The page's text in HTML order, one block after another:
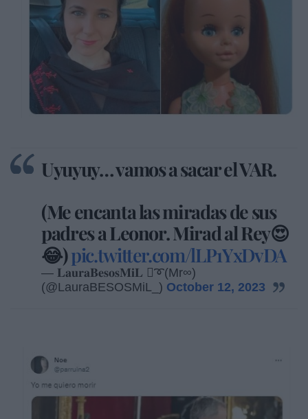
Uyuyuy… vamos a sacar el VAR.
(Me encanta las miradas de sus
padres a Leonor. Mirad al Rey😍
😂)pic.twitter.com/lLP1YxDvDA
— 𝐋𝐚𝐮𝐫𝐚𝐁𝐞𝐬𝐨𝐬𝐌𝐢𝐋 ➰(Mr∞)
(@LauraBESOSMiL_) October 12, 2023